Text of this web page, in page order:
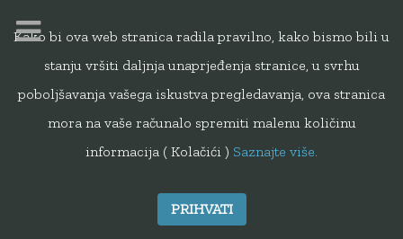
Sporazumi i povelje
Kako bi ova web stranica radila pravilno, kako bismo bili u
stanju vršiti daljnja unaprjeđenja stranice, u svrhu
poboljšavanja vašega iskustva pregledavanja, ova stranica
mora na vaše računalo spremiti malenu količinu
informacija ( Kolačići ) Saznajte više.
PRIHVATI